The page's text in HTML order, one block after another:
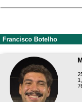
Francisco Botelho